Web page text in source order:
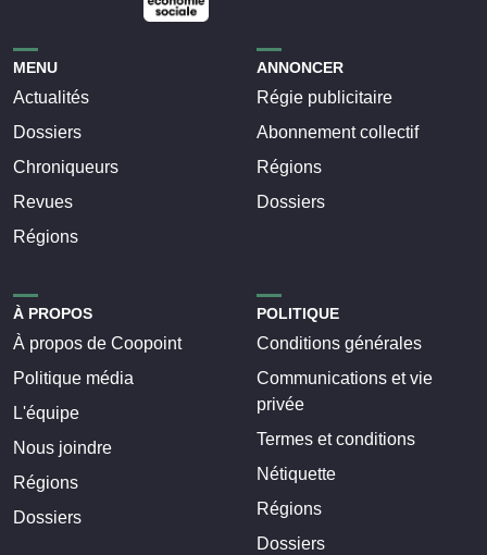
MENU
Actualités
Dossiers
Chroniqueurs
Revues
Régions
ANNONCER
Régie publicitaire
Abonnement collectif
Régions
Dossiers
À PROPOS
À propos de Coopoint
Politique média
L'équipe
Nous joindre
Régions
Dossiers
POLITIQUE
Conditions générales
Communications et vie
privée
Termes et conditions
Nétiquette
Régions
Dossiers